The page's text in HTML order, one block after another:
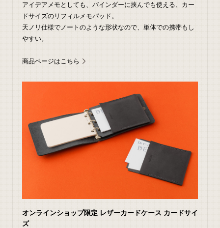
アイデアメモとしても、バインダーに挟んでも使える、カー
ドサイズのリフィルメモパッド。
天ノリ仕様でノートのような形状なので、単体での携帯もし
やすい。
商品ページはこちら
オンラインショップ限定 レザーカードケース カードサイ
ズ